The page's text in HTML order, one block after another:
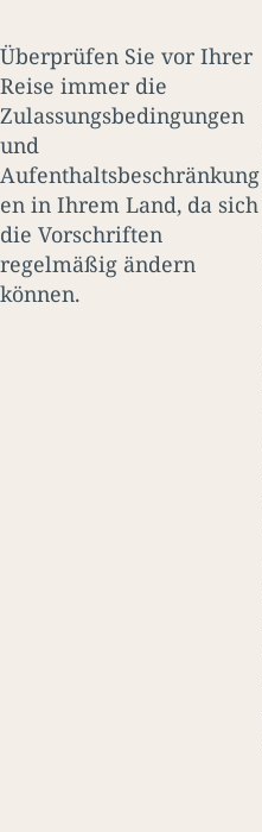
Überprüfen Sie vor Ihrer
Reise immer die
Zulassungsbedingungen
und
Aufenthaltsbeschränkung
en in Ihrem Land, da sich
die Vorschriften
regelmäßig ändern
können.